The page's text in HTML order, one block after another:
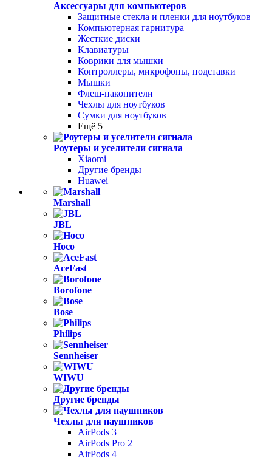
Аксессуары для компьютеров
Защитные стекла и пленки для ноутбуков
Компьютерная гарнитура
Жесткие диски
Клавиатуры
Коврики для мышки
Контроллеры, микрофоны, подставки
Мышки
Флеш-накопители
Чехлы для ноутбуков
Сумки для ноутбуков
Ещё 5
Роутеры и уселители сигнала
Xiaomi
Другие бренды
Huawei
Marshall
JBL
Hoco
AceFast
Borofone
Bose
Philips
Sennheiser
WIWU
Другие бренды
Чехлы для наушников
AirPods 3
AirPods Pro 2
AirPods 4